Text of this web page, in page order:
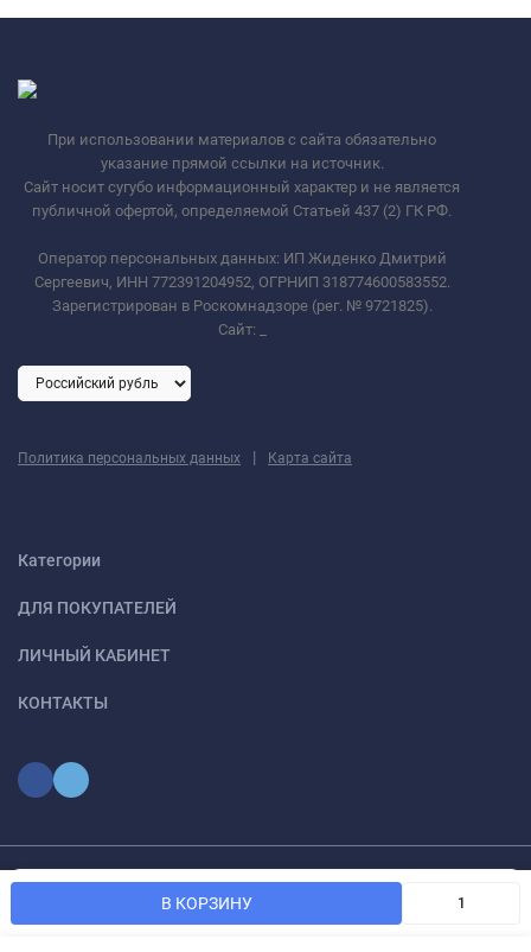
В КОРЗИНУ
При использовании материалов с сайта обязательно
указание прямой ссылки на источник.
Сайт носит сугубо информационный характер и не является
публичной офертой, определяемой Статьей 437 (2) ГК РФ.
Оператор персональных данных: ИП Жиденко Дмитрий
Сергеевич, ИНН 772391204952, ОГРНИП 318774600583552.
Зарегистрирован в Роскомнадзоре (рег. № 9721825).
Сайт:
Политика персональных данных | Карта сайта
Категории
ДЛЯ ПОКУПАТЕЛЕЙ
ЛИЧНЫЙ КАБИНЕТ
КОНТАКТЫ